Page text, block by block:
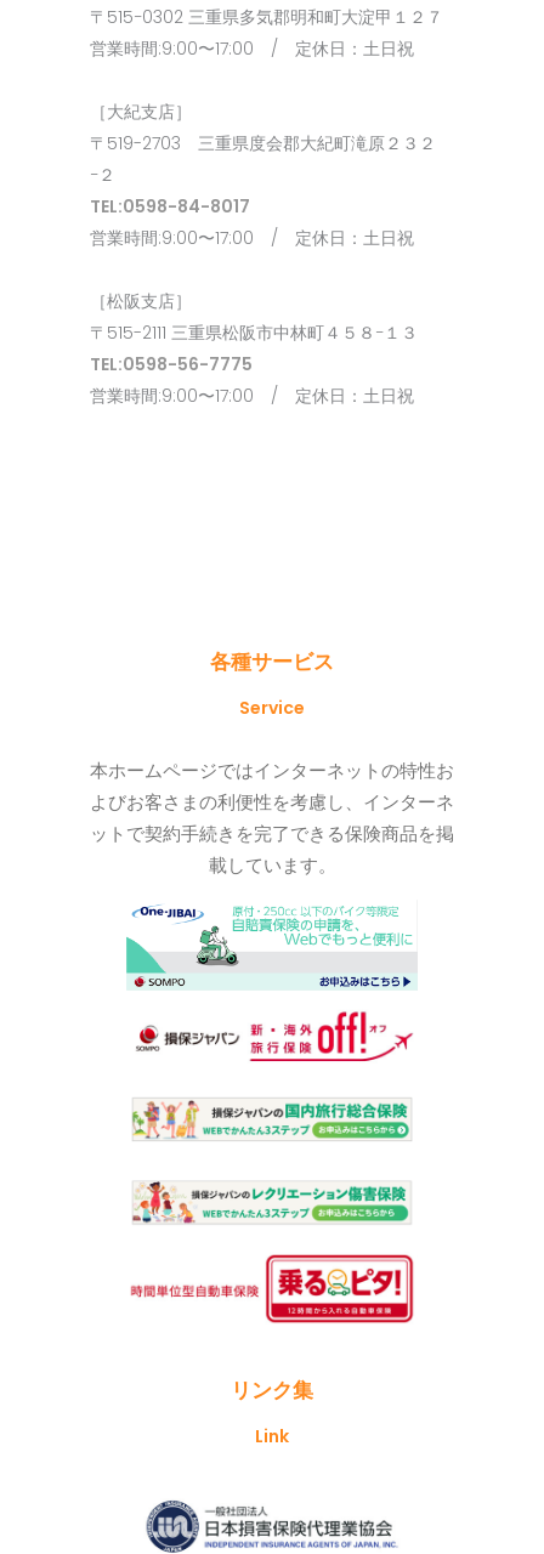
〒515−0302 三重県多気郡明和町大淀甲１２７
営業時間:9:00〜17:00 / 定休日：土日祝
［大紀支店］
〒519-2703 三重県度会郡大紀町滝原２３２
−２
TEL:0598-84-8017
営業時間:9:00〜17:00 / 定休日：土日祝
［松阪支店］
〒515-2111 三重県松阪市中林町４５８−１３
TEL:0598-56-7775
営業時間:9:00〜17:00 / 定休日：土日祝
各種サービス
Service
本ホームページではインターネットの特性お
よびお客さまの利便性を考慮し、インターネ
ットで契約手続きを完了できる保険商品を掲
載しています。
リンク集
Link